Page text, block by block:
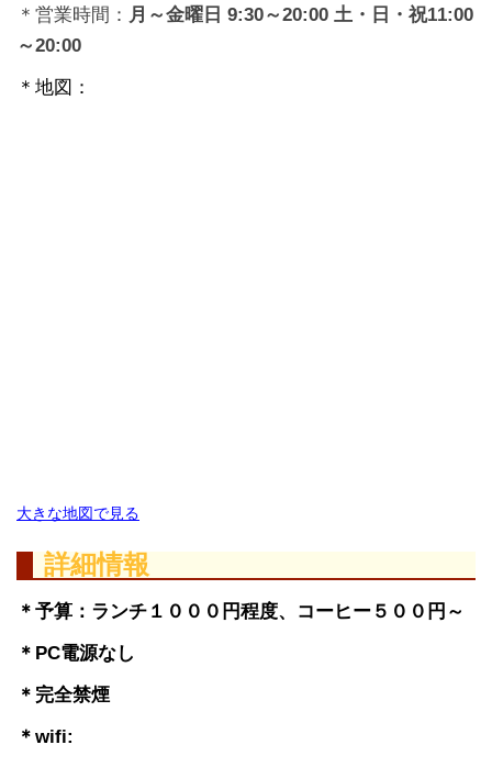
＊営業時間： 月～金曜日 9:30～20:00 土・日・祝11:00
～20:00
＊地図：
大きな地図で見る
詳細情報
＊予算：ランチ１０００円程度、コーヒー５００円～
＊PC電源なし
＊完全禁煙
＊wifi: